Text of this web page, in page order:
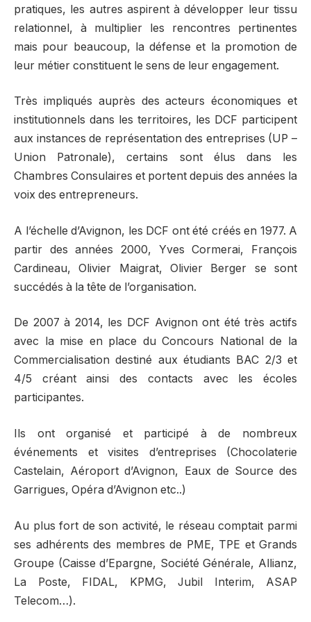
pratiques, les autres aspirent à développer leur tissu
relationnel, à multiplier les rencontres pertinentes
mais pour beaucoup, la défense et la promotion de
leur métier constituent le sens de leur engagement.
Très impliqués auprès des acteurs économiques et
institutionnels dans les territoires, les DCF participent
aux instances de représentation des entreprises (UP –
Union Patronale), certains sont élus dans les
Chambres Consulaires et portent depuis des années la
voix des entrepreneurs.
A l’échelle d’Avignon, les DCF ont été créés en 1977. A
partir des années 2000, Yves Cormerai, François
Cardineau, Olivier Maigrat, Olivier Berger se sont
succédés à la tête de l’organisation.
De 2007 à 2014, les DCF Avignon ont été très actifs
avec la mise en place du Concours National de la
Commercialisation destiné aux étudiants BAC 2/3 et
4/5 créant ainsi des contacts avec les écoles
participantes.
Ils ont organisé et participé à de nombreux
événements et visites d’entreprises (Chocolaterie
Castelain, Aéroport d’Avignon, Eaux de Source des
Garrigues, Opéra d’Avignon etc..)
Au plus fort de son activité, le réseau comptait parmi
ses adhérents des membres de PME, TPE et Grands
Groupe (Caisse d’Epargne, Société Générale, Allianz,
La Poste, FIDAL, KPMG, Jubil Interim, ASAP
Telecom…).